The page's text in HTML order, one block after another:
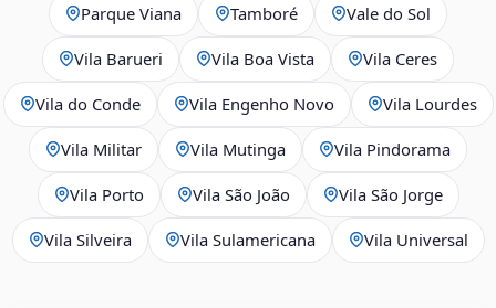
Parque Viana Tamboré Vale do Sol
Vila Barueri Vila Boa Vista Vila Ceres
Vila do Conde Vila Engenho Novo Vila Lourdes
Vila Militar Vila Mutinga Vila Pindorama
Vila Porto Vila São João Vila São Jorge
Vila Silveira Vila Sulamericana Vila Universal